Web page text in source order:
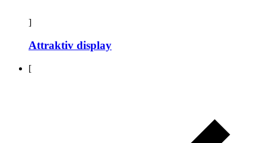
]
Attraktiv display
[